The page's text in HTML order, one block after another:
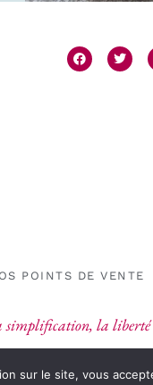
POINTS DE VENTE
simplification, la
sur le site, vous